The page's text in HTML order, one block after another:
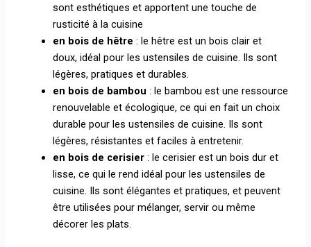
sont esthétiques et apportent une touche de
rusticité à la cuisine
en bois de hêtre : le hêtre est un bois clair et
doux, idéal pour les ustensiles de cuisine. Ils sont
légères, pratiques et durables.
en bois de bambou : le bambou est une ressource
renouvelable et écologique, ce qui en fait un choix
durable pour les ustensiles de cuisine. Ils sont
légères, résistantes et faciles à entretenir.
en bois de cerisier : le cerisier est un bois dur et
lisse, ce qui le rend idéal pour les ustensiles de
cuisine. Ils sont élégantes et pratiques, et peuvent
être utilisées pour mélanger, servir ou même
décorer les plats.